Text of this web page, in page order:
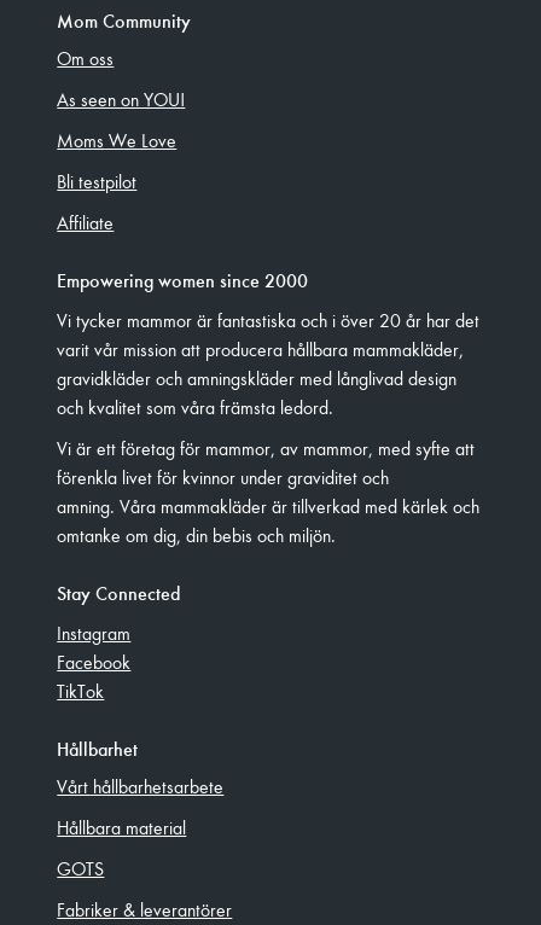
Mom Community
Om oss
As seen on YOU!
Moms We Love
Bli testpilot
Affiliate
Empowering women since 2000
Vi tycker mammor är fantastiska och i över 20 år har det
varit vår mission att producera hållbara mammakläder,
gravidkläder och amningskläder med långlivad design
och kvalitet som våra främsta ledord.
Vi är ett företag för mammor, av mammor, med syfte att
förenkla livet för kvinnor under graviditet och
amning. Våra mammakläder är tillverkad med kärlek och
omtanke om dig, din bebis och miljön.
Stay Connected
Instagram
Facebook
TikTok
Hållbarhet
Vårt hållbarhetsarbete
Hållbara material
GOTS
Fabriker & leverantörer